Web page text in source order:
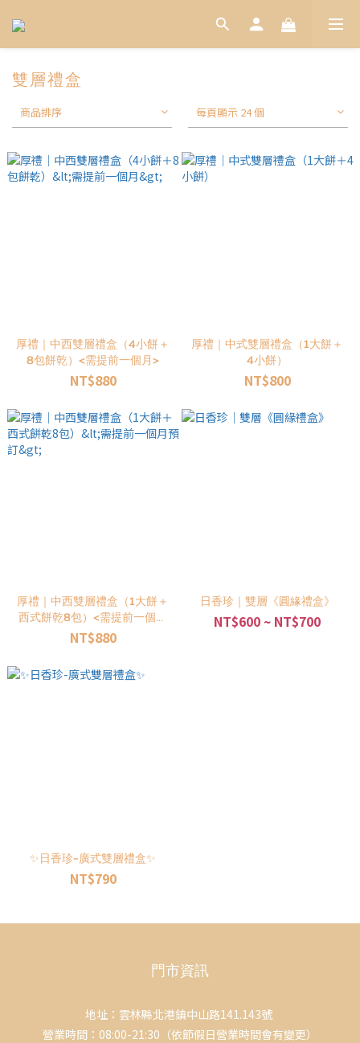
雙層禮盒
商品排序 每頁顯示 24 個
厚禮｜中西雙層禮盒（4小餅＋
8包餅乾）<需提前一個月>
NT$880
厚禮｜中式雙層禮盒（1大餅＋
4小餅）
NT$800
厚禮｜中西雙層禮盒（1大餅＋
西式餅乾8包）<需提前一個月
預訂>
NT$880
日香珍｜雙層《圓緣禮盒》
NT$600 ~ NT$700
✨日香珍-廣式雙層禮盒✨
NT$790
門市資訊
地址：雲林縣北港鎮中山路141.143號
營業時間：08:00-21:30（依節假日營業時間會有變更）